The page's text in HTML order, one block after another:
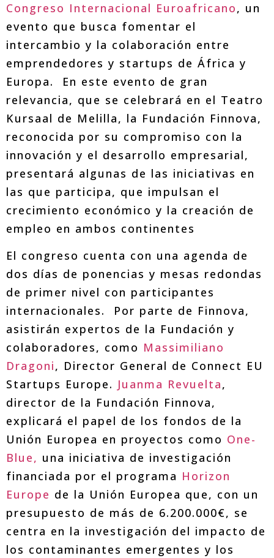
Congreso Internacional Euroafricano, un
evento que busca fomentar el
intercambio y la colaboración entre
emprendedores y startups de África y
Europa. En este evento de gran
relevancia, que se celebrará en el Teatro
Kursaal de Melilla, la Fundación Finnova,
reconocida por su compromiso con la
innovación y el desarrollo empresarial,
presentará algunas de las iniciativas en
las que participa, que impulsan el
crecimiento económico y la creación de
empleo en ambos continentes
El congreso cuenta con una agenda de
dos días de ponencias y mesas redondas
de primer nivel con participantes
internacionales. Por parte de Finnova,
asistirán expertos de la Fundación y
colaboradores, como Massimiliano
Dragoni, Director General de Connect EU
Startups Europe. Juanma Revuelta,
director de la Fundación Finnova,
explicará el papel de los fondos de la
Unión Europea en proyectos como One-
Blue, una iniciativa de investigación
financiada por el programa Horizon
Europe de la Unión Europea que, con un
presupuesto de más de 6.200.000€, se
centra en la investigación del impacto de
los contaminantes emergentes y los